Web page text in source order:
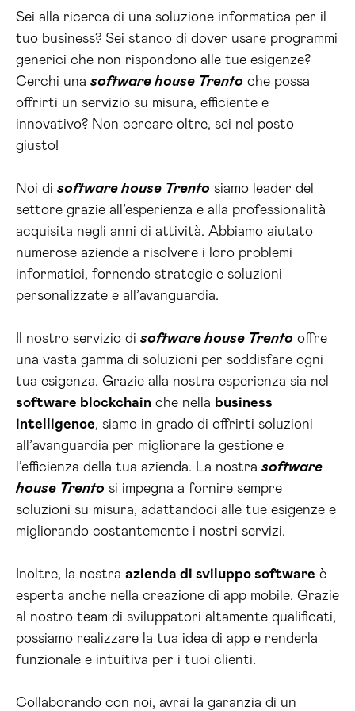
Sei alla ricerca di una soluzione informatica per il
tuo business? Sei stanco di dover usare programmi
generici che non rispondono alle tue esigenze?
Cerchi una software house Trento che possa
offrirti un servizio su misura, efficiente e
innovativo? Non cercare oltre, sei nel posto
giusto!
Noi di software house Trento siamo leader del
settore grazie all’esperienza e alla professionalità
acquisita negli anni di attività. Abbiamo aiutato
numerose aziende a risolvere i loro problemi
informatici, fornendo strategie e soluzioni
personalizzate e all’avanguardia.
Il nostro servizio di software house Trento offre
una vasta gamma di soluzioni per soddisfare ogni
tua esigenza. Grazie alla nostra esperienza sia nel
software blockchain che nella business
intelligence, siamo in grado di offrirti soluzioni
all’avanguardia per migliorare la gestione e
l’efficienza della tua azienda. La nostra software
house Trento si impegna a fornire sempre
soluzioni su misura, adattandoci alle tue esigenze e
migliorando costantemente i nostri servizi.
Inoltre, la nostra azienda di sviluppo software è
esperta anche nella creazione di app mobile. Grazie
al nostro team di sviluppatori altamente qualificati,
possiamo realizzare la tua idea di app e renderla
funzionale e intuitiva per i tuoi clienti.
Collaborando con noi, avrai la garanzia di un